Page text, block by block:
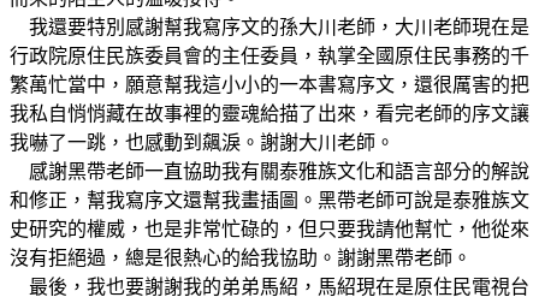
我還要特別感謝幫我寫序文的孫大川老師，大川老師現在是
行政院原住民族委員會的主任委員，執掌全國原住民事務的千
繁萬忙當中，願意幫我這小小的一本書寫序文，還很厲害的把
我私自悄悄藏在故事裡的靈魂給描了出來，看完老師的序文讓
我嚇了一跳，也感動到飆淚。謝謝大川老師。
感謝黑帶老師一直協助我有關泰雅族文化和語言部分的解說
和修正，幫我寫序文還幫我畫插圖。黑帶老師可說是泰雅族文
史研究的權威，也是非常忙碌的，但只要我請他幫忙，他從來
沒有拒絕過，總是很熱心的給我協助。謝謝黑帶老師。
最後，我也要謝謝我的弟弟馬紹，馬紹現在是原住民電視台